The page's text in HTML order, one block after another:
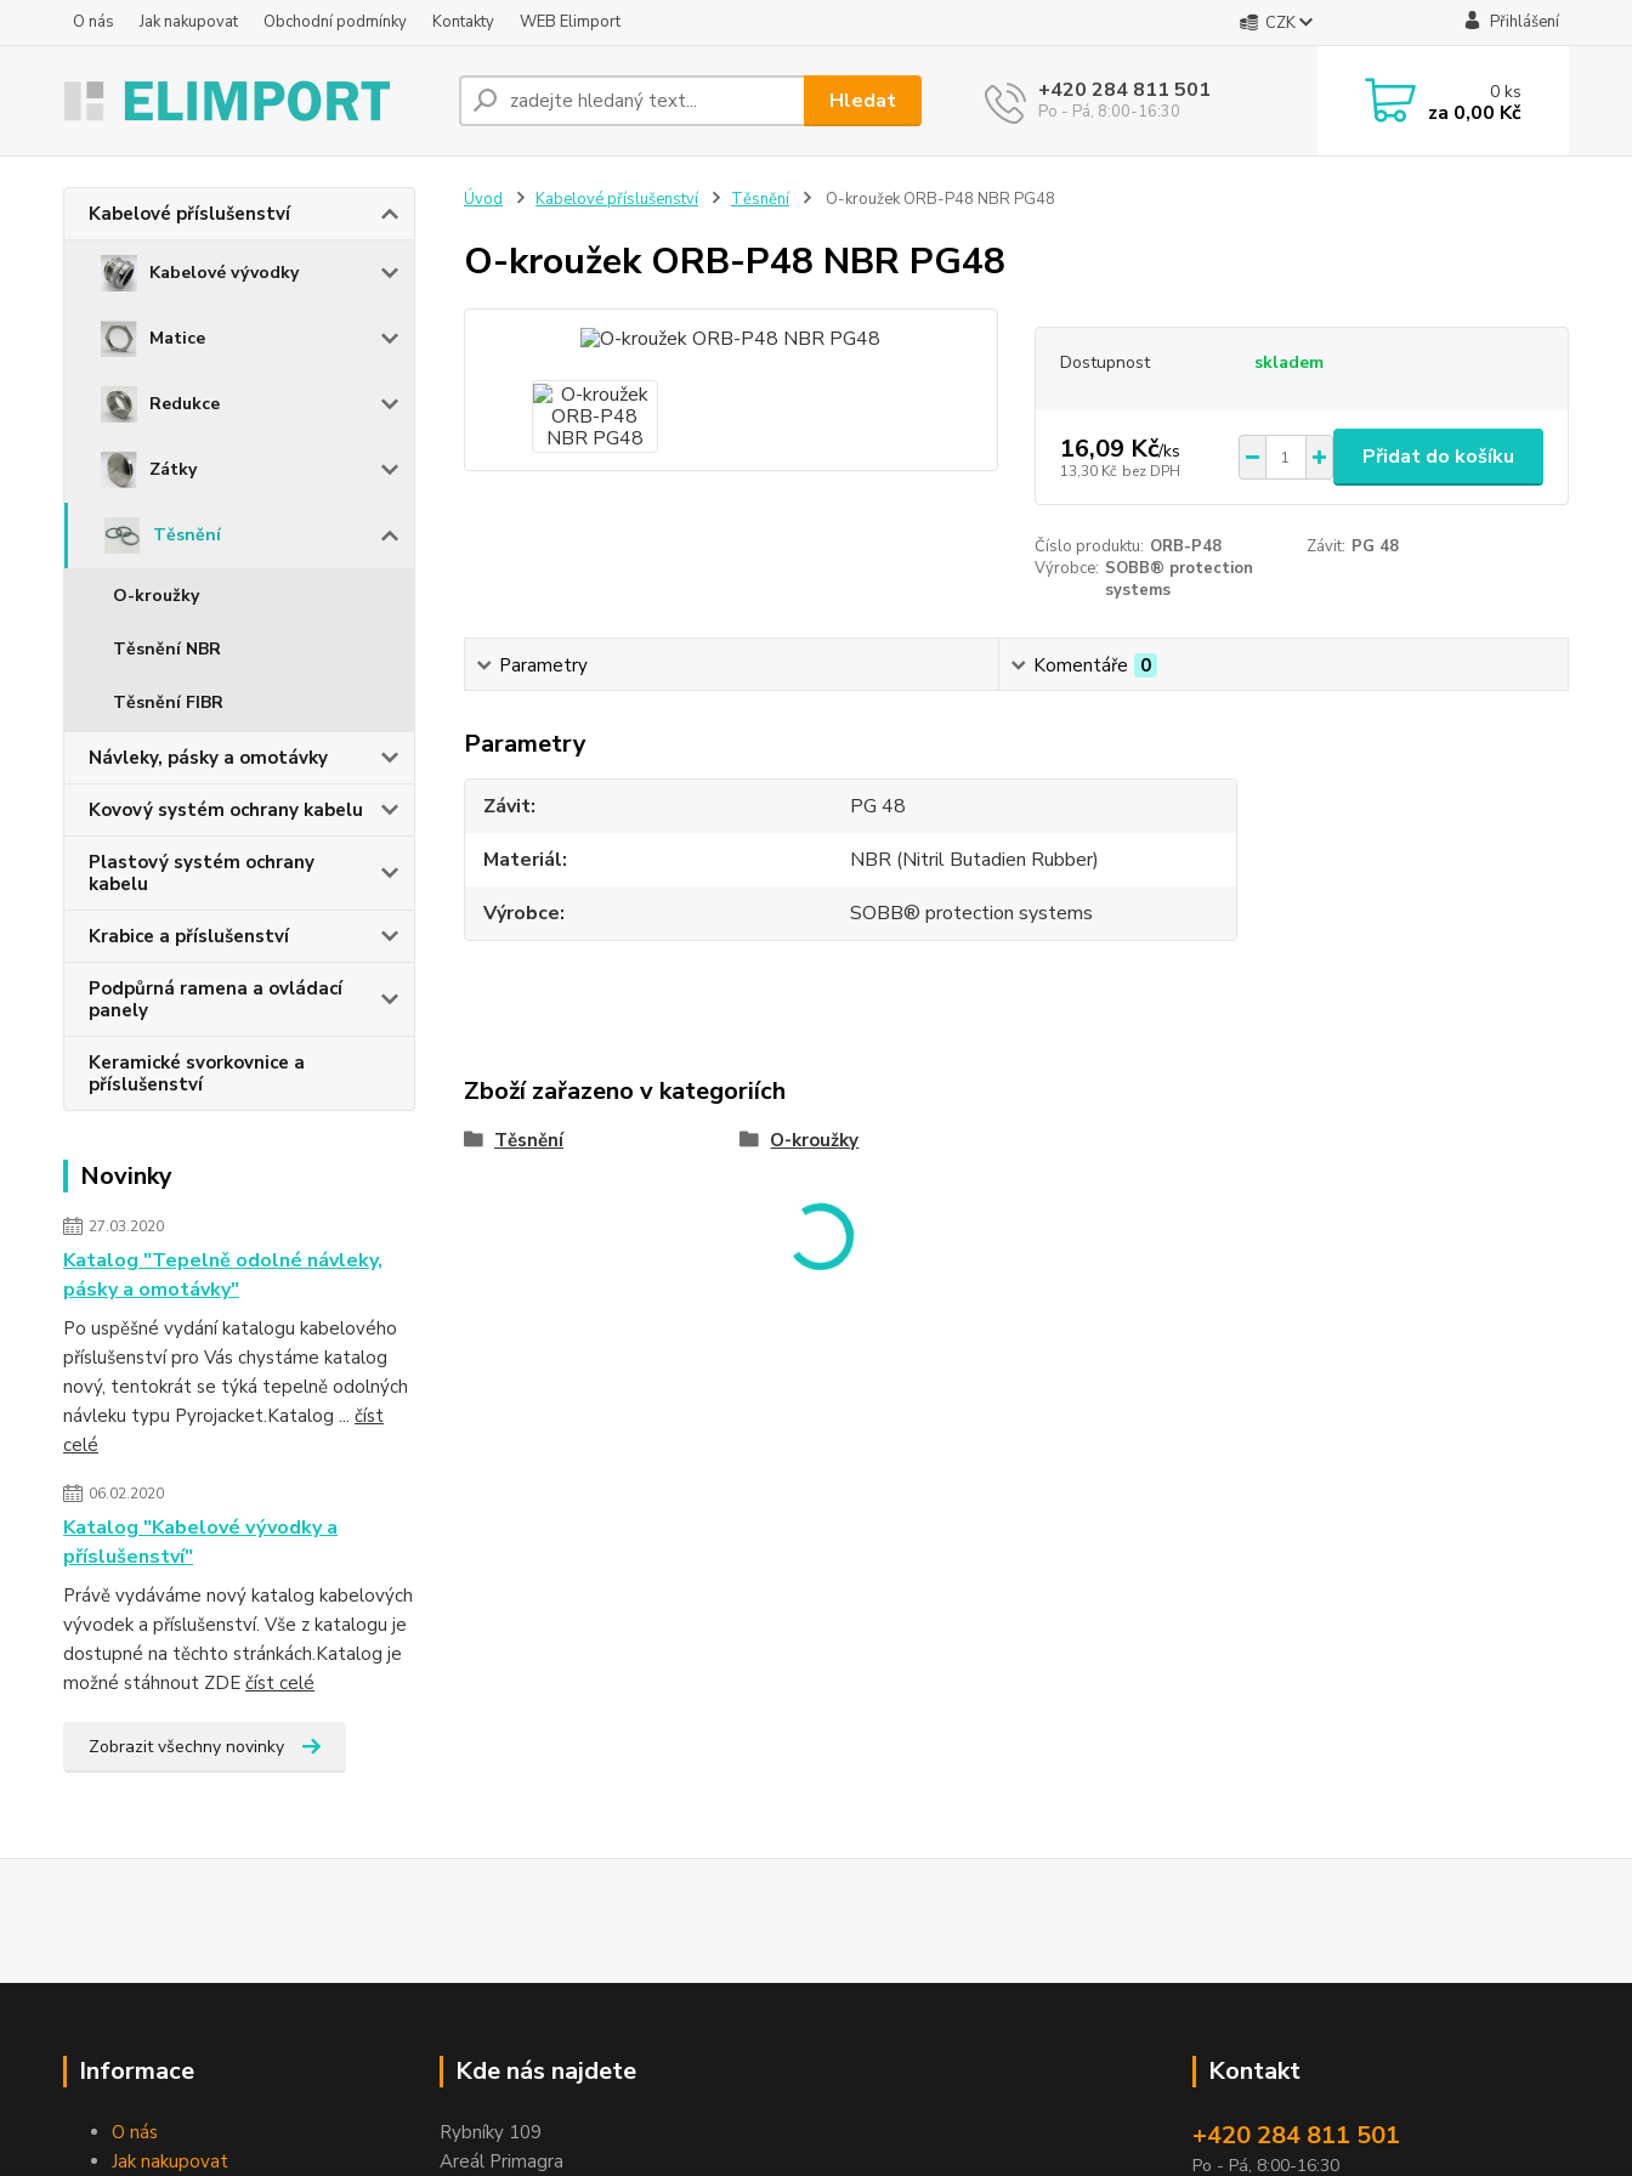
O nás Jak nakupovat Obchodní podmínky Kontakty WEB Elimport CZK Přihlášení
Hledat +420 284 811 501
Po - Pá, 8:00-16:30
0ks
za 0,00 Kč
Kabelové příslušenství
Kabelové vývodky
Matice
Redukce
Zátky
Těsnění
O-kroužky
Těsnění NBR
Těsnění FIBR
Návleky, pásky a omotávky
Kovový systém ochrany kabelu
Plastový systém ochrany
kabelu
Krabice a příslušenství
Podpůrná ramena a ovládací
panely
Keramické svorkovnice a
příslušenství
Novinky
27.03.2020
Katalog "Tepelně odolné návleky,
pásky a omotávky"
Po uspěšné vydání katalogu kabelového
příslušenství pro Vás chystáme katalog
nový, tentokrát se týká tepelně odolných
návleku typu Pyrojacket.Katalog ... číst
celé
06.02.2020
Katalog "Kabelové vývodky a
příslušenství"
Právě vydáváme nový katalog kabelových
vývodek a příslušenství. Vše z katalogu je
dostupné na těchto stránkách.Katalog je
možné stáhnout ZDE číst celé
Zobrazit všechny novinky
Úvod Kabelové příslušenství Těsnění O-kroužek ORB-P48 NBR PG48
O-kroužek ORB-P48 NBR PG48
Dostupnost skladem
16,09 Kč/ks
13,30 Kč bez DPH
Přidat do košíku
Číslo produktu: ORB-P48 Závit: PG 48
Výrobce: SOBB® protection
systems
Parametry Komentáře 0
Parametry
Závit
PG 48
Materiál
NBR (Nitril Butadien Rubber)
Výrobce
SOBB® protection systems
Zboží zařazeno v kategoriích
Těsnění O-kroužky
Informace
O nás
Jak nakupovat
Kde nás najdete
Rybníky 109
Areál Primagra
Kontakt
+420 284 811 501
Po - Pá, 8:00-16:30